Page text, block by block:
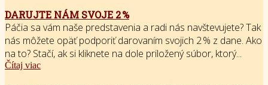
DARUJTE NÁM SVOJE 2 %
Páčia sa vám naše predstavenia a radi nás navštevujete? Tak
nás môžete opäť podporiť darovaním svojich 2 % z dane. Ako
na to? Stačí, ak si kliknete na dole priložený súbor, ktorý...
Čítaj viac